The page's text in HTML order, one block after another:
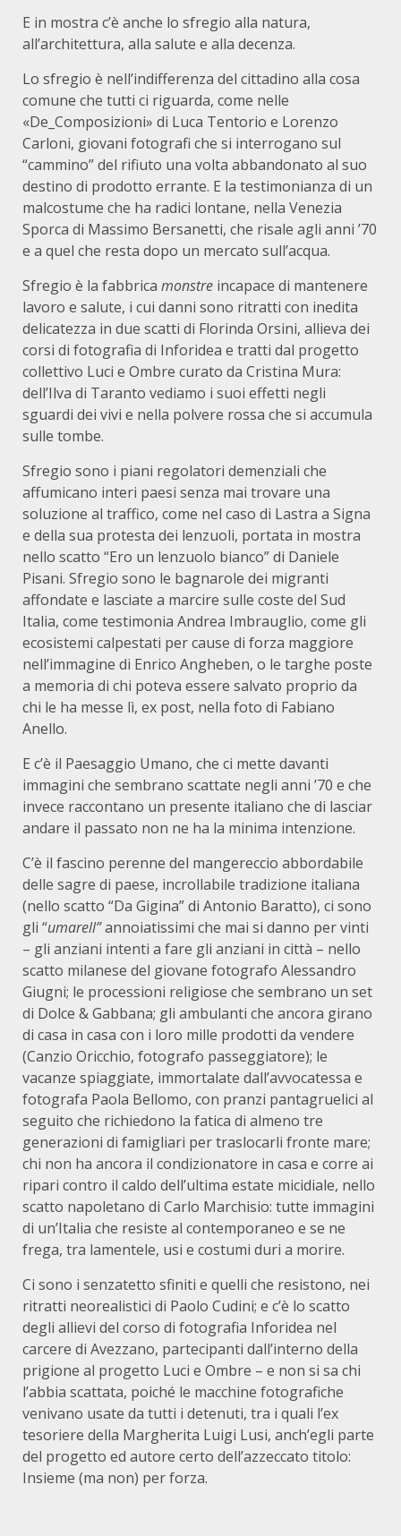
E in mostra c’è anche lo sfregio alla natura,
all’architettura, alla salute e alla decenza.
Lo sfregio è nell’indifferenza del cittadino alla cosa
comune che tutti ci riguarda, come nelle
«De_Composizioni» di Luca Tentorio e Lorenzo
Carloni, giovani fotografi che si interrogano sul
“cammino” del rifiuto una volta abbandonato al suo
destino di prodotto errante. E la testimonianza di un
malcostume che ha radici lontane, nella Venezia
Sporca di Massimo Bersanetti, che risale agli anni ’70
e a quel che resta dopo un mercato sull’acqua.
Sfregio è la fabbrica monstre incapace di mantenere
lavoro e salute, i cui danni sono ritratti con inedita
delicatezza in due scatti di Florinda Orsini, allieva dei
corsi di fotografia di Inforidea e tratti dal progetto
collettivo Luci e Ombre curato da Cristina Mura:
dell’Ilva di Taranto vediamo i suoi effetti negli
sguardi dei vivi e nella polvere rossa che si accumula
sulle tombe.
Sfregio sono i piani regolatori demenziali che
affumicano interi paesi senza mai trovare una
soluzione al traffico, come nel caso di Lastra a Signa
e della sua protesta dei lenzuoli, portata in mostra
nello scatto “Ero un lenzuolo bianco” di Daniele
Pisani. Sfregio sono le bagnarole dei migranti
affondate e lasciate a marcire sulle coste del Sud
Italia, come testimonia Andrea Imbrauglio, come gli
ecosistemi calpestati per cause di forza maggiore
nell’immagine di Enrico Angheben, o le targhe poste
a memoria di chi poteva essere salvato proprio da
chi le ha messe lì, ex post, nella foto di Fabiano
Anello.
E c’è il Paesaggio Umano, che ci mette davanti
immagini che sembrano scattate negli anni ’70 e che
invece raccontano un presente italiano che di lasciar
andare il passato non ne ha la minima intenzione.
C’è il fascino perenne del mangereccio abbordabile
delle sagre di paese, incrollabile tradizione italiana
(nello scatto “Da Gigina” di Antonio Baratto), ci sono
gli “umarell”annoiatissimi che mai si danno per vinti
– gli anziani intenti a fare gli anziani in città – nello
scatto milanese del giovane fotografo Alessandro
Giugni; le processioni religiose che sembrano un set
di Dolce & Gabbana; gli ambulanti che ancora girano
di casa in casa con i loro mille prodotti da vendere
(Canzio Oricchio, fotografo passeggiatore); le
vacanze spiaggiate, immortalate dall’avvocatessa e
fotografa Paola Bellomo, con pranzi pantagruelici al
seguito che richiedono la fatica di almeno tre
generazioni di famigliari per traslocarli fronte mare;
chi non ha ancora il condizionatore in casa e corre ai
ripari contro il caldo dell’ultima estate micidiale, nello
scatto napoletano di Carlo Marchisio: tutte immagini
di un’Italia che resiste al contemporaneo e se ne
frega, tra lamentele, usi e costumi duri a morire.
Ci sono i senzatetto sfiniti e quelli che resistono, nei
ritratti neorealistici di Paolo Cudini; e c’è lo scatto
degli allievi del corso di fotografia Inforidea nel
carcere di Avezzano, partecipanti dall’interno della
prigione al progetto Luci e Ombre – e non si sa chi
l’abbia scattata, poiché le macchine fotografiche
venivano usate da tutti i detenuti, tra i quali l’ex
tesoriere della Margherita Luigi Lusi, anch’egli parte
del progetto ed autore certo dell’azzeccato titolo:
Insieme (ma non) per forza.